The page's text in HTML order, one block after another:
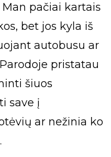
pačiai kartais
bet jos kyla iš
autobusu ar
pristatau
šiuos
save į
ar nežinia ko